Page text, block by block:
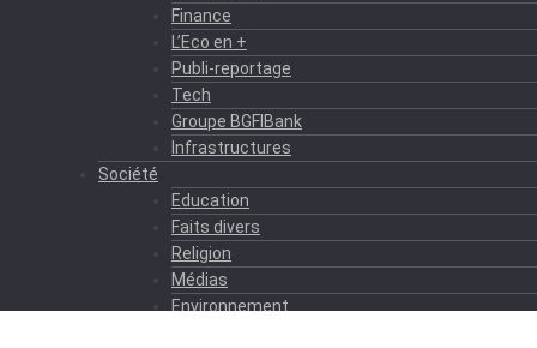
Finance
L’Eco en +
Publi-reportage
Tech
Groupe BGFIBank
Infrastructures
Société
Education
Faits divers
Religion
Médias
Environnement